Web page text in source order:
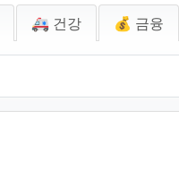
🚑 건강 💰 금융